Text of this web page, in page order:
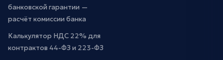
банковской гарантии —
расчёт комиссии банка
Калькулятор НДС 22% для
контрактов 44-ФЗ и 223-ФЗ